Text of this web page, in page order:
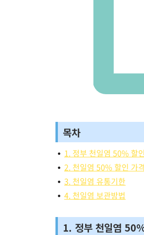
목차
1. 정부 천일염 50% 할
2. 천일염 50% 할인 가
3. 천일염 유통기한
4. 천일염 보관방법
1. 정부 천일염